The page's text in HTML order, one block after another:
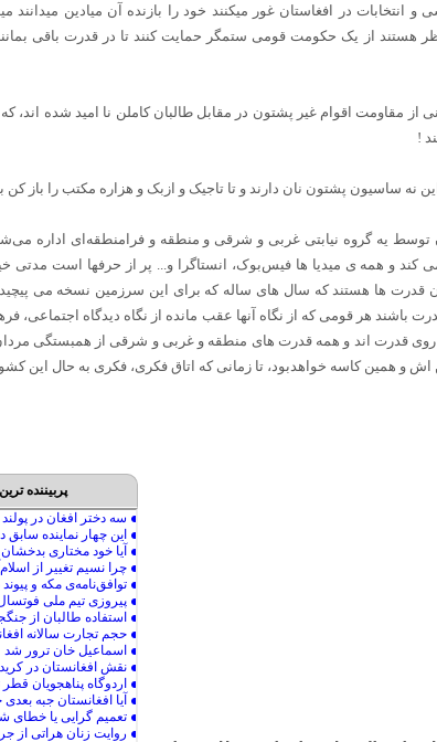
انتخابات در افغاستان غور میکنند خود را بازنده آن میادین
هستند از یک حکومت قومی ستمگر حمایت کنند تا در قدرت باقی
از مقاومت اقوام غیر پشتون در مقابل طالبان کاملن نا امید شده اند،
!
نه ساسیون پشتون نان دارند و تا تاجیک و ازبک و هزاره مکتب را باز
توسط یه گروه نیابتی غربی و شرقی و منطقه و فرامنطقه‌ای اداره
قدرت ها هستند که سال های ساله که برای اين سرزمين نسخه می
باشند هر قومی که از نگاه آنها عقب‌ مانده‌ از نگاه ديدگاه
ها روی قدرت اند و همه قدرت های منطقه و غربی و شرقی از همبستگی
و همین کاسه خواهدبود، تا زمانی که اتاق فکری، فکری به حال این
پربیننده ترین اخبار